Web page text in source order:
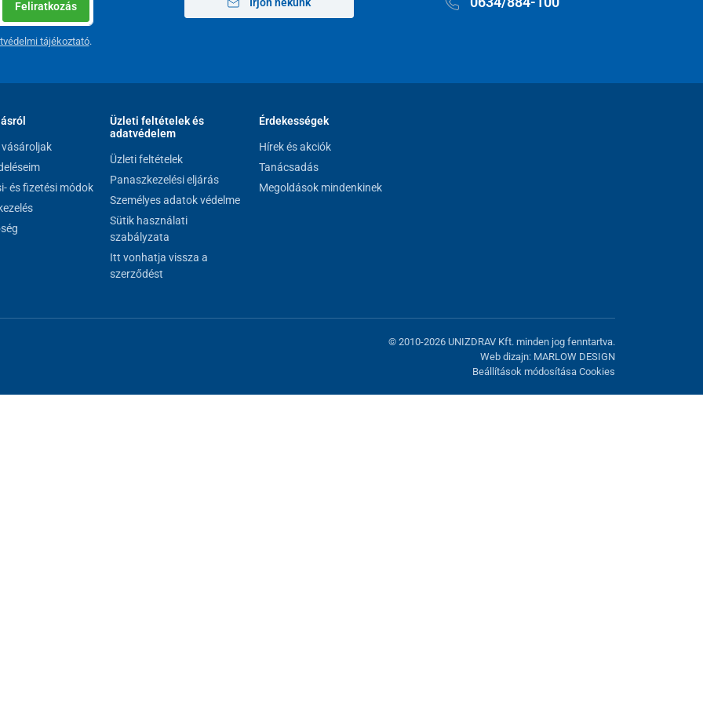
fő előnyei:
Feliratkozás
tájékoztató.
és fizetési módok
Üzleti feltételek és
adatvédelem
Üzleti feltételek
Panaszkezelési eljárás
Személyes adatok védelme
Sütik használati
szabályzata
Itt vonhatja vissza a
szerződést
Érdekességek
Hírek és akciók
Tanácsadás
Megoldások mindenkinek
© 2010-2026 UNIZDRAV Kft. minden jog fenntartva.
Web dizajn: MARLOW DESIGN
Beállítások módosítása Cookies